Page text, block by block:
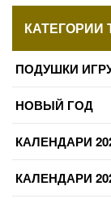
КАТЕГОРИИ
ПОДУШКИ
НОВЫЙ ГОД
КАЛЕНДАРИ
КАЛЕНДАРИ